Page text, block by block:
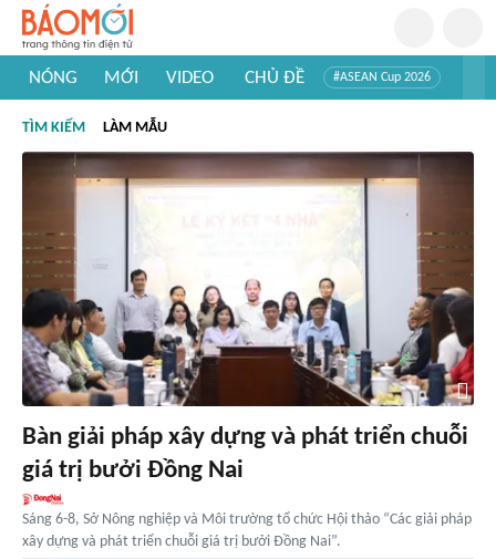
NÓNG MỚI VIDEO CHỦ ĐỀ #ASEAN Cup 2026
#Khám phá Việt Nam
TÌM KIẾM LÀM MẪU
Bàn giải pháp xây dựng và phát triển chuỗi
giá trị bưởi Đồng Nai
Sáng 6-8, Sở Nông nghiệp và Môi trường tổ chức Hội thảo “Các giải pháp
xây dựng và phát triển chuỗi giá trị bưởi Đồng Nai”.